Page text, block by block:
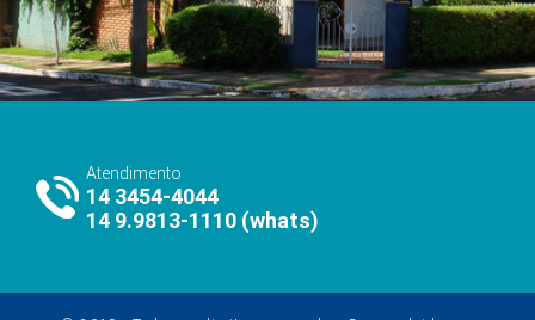
Atendimento
14 3454-4044
14 9.9813-1110 (whats)